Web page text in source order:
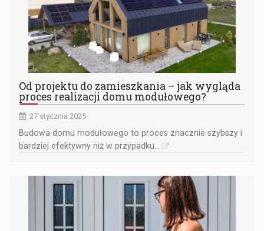
Od projektu do zamieszkania – jak wygląda
proces realizacji domu modułowego?
27 stycznia 2025
Budowa domu modułowego to proces znacznie szybszy i
bardziej efektywny niż w przypadku...